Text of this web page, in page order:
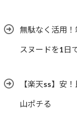
無駄なく活用
スヌードを1日
【楽天ss】安
山ポチる